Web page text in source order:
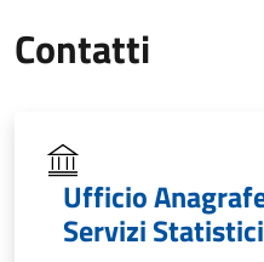
Contatti
Ufficio
Servizi Statistici